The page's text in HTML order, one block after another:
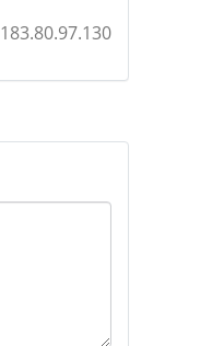
183.80.97.130